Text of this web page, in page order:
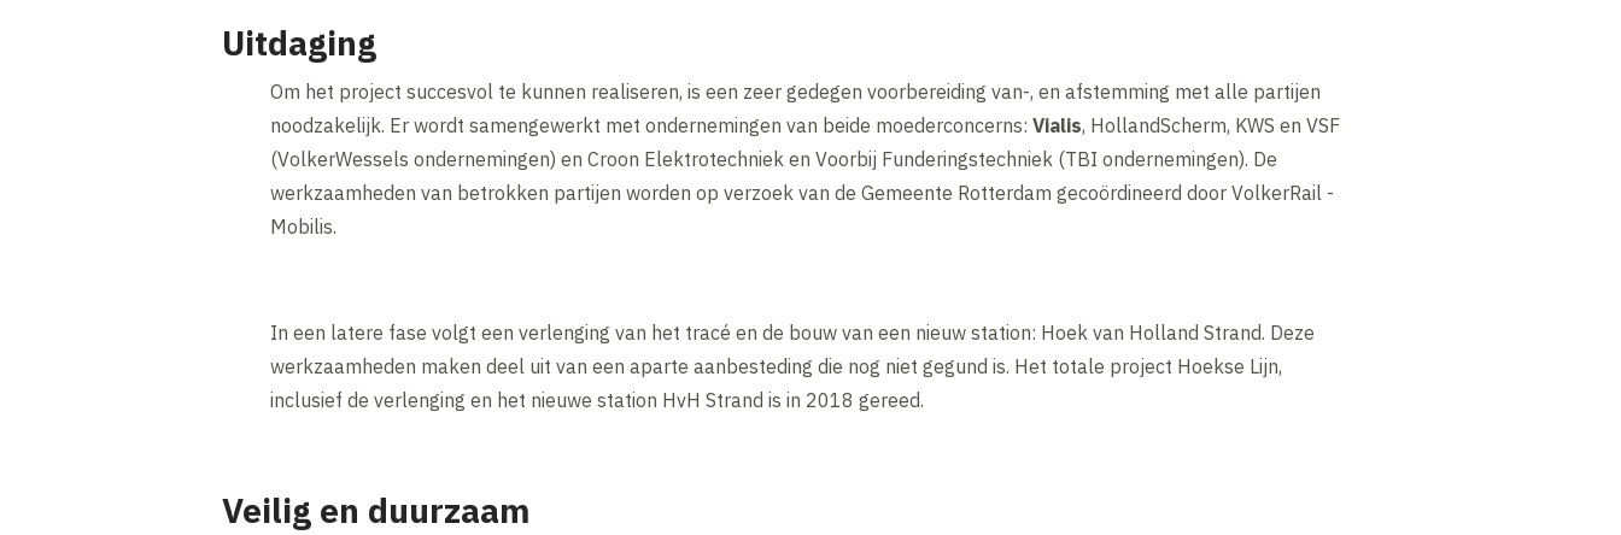
Uitdaging
Om het project succesvol te kunnen realiseren, is een zeer gedegen voorbereiding van-, en afstemming met alle partijen
noodzakelijk. Er wordt samengewerkt met ondernemingen van beide moederconcerns: Vialis, HollandScherm, KWS en VSF
(VolkerWessels ondernemingen) en Croon Elektrotechniek en Voorbij Funderingstechniek (TBI ondernemingen). De
werkzaamheden van betrokken partijen worden op verzoek van de Gemeente Rotterdam gecoördineerd door VolkerRail -
Mobilis.
In een latere fase volgt een verlenging van het tracé en de bouw van een nieuw station: Hoek van Holland Strand. Deze
werkzaamheden maken deel uit van een aparte aanbesteding die nog niet gegund is. Het totale project Hoekse Lijn,
inclusief de verlenging en het nieuwe station HvH Strand is in 2018 gereed.
Veilig en duurzaam